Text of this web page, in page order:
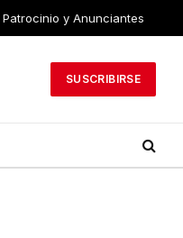
Patrocinio y Anunciantes
SUSCRIBIRSE